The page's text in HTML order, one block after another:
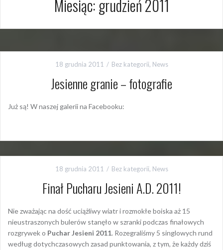
Miesiąc:grudzień 2011
18 grudnia 2011 Bez kategorii, News
Jesienne granie – fotografie
Już są! W naszej galerii na Facebooku:
18 grudnia 2011 Bez kategorii, News
Finał Pucharu Jesieni A.D. 2011!
Nie zważając na dość uciążliwy wiatr i rozmokłe boiska aż 15
nieustraszonych bulerów stanęło w szranki podczas finałowych
rozgrywek o Puchar Jesieni 2011. Rozegraliśmy 5 singlowych rund
według dotychczasowych zasad punktowania, z tym, że każdy dziś